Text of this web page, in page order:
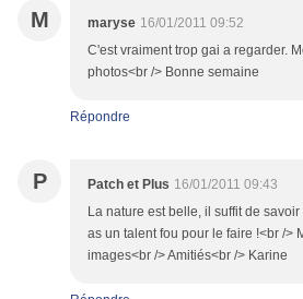
M maryse 16/01/2011 09:52
C'est vraiment trop gai a regarder.
photos<br /> Bonne semaine
Répondre
P Patch et Plus 16/01/2011 09:43
La nature est belle, il suffit de
as un talent fou pour le faire !<br />
images<br /> Amitiés<br /> Karine